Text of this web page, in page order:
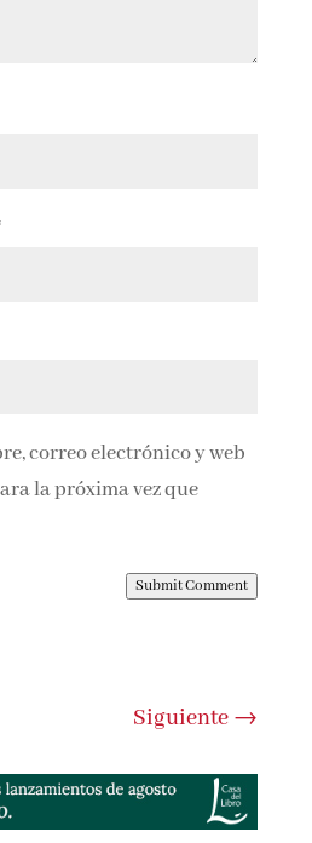
correo electrónico y web
la próxima vez que
Submit Comment
Siguiente →